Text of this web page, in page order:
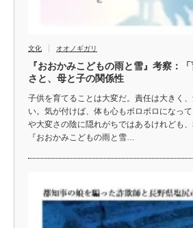
文化 オオノギガリ
『おおかみこどもの雨と雪』考察：
さと、母と子の関係性
子供を育てることは大変だ。責任は大きく
い。気が付けば、体も心もボロボロになっ
や大変さの陰に隠れがちではあるけれども、
『おおかみこどもの雨と雪…